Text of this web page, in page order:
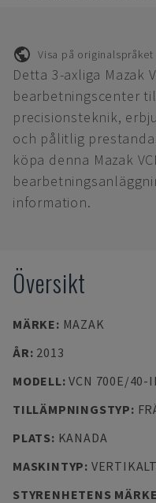
Visa på originalspråket
Detta 3-axliga Mazak
bearbetningscenter
precisionsteknik,
och pålitlig
köpa denna Mazak
information.
Översikt
MÄRKE: MAZAK
ÅR: 2013
MODELL:VCN 700E/40-II
TILLÄMPNINGSTYP:
PLATS: KANADA
MASKINTYP:
STYRENHETENS MÄRKE